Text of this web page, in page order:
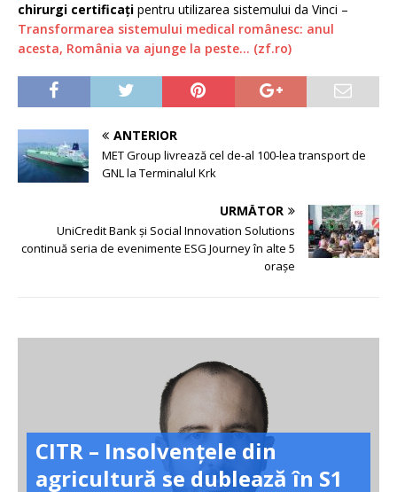
chirurgi certificaţi pentru utilizarea sistemului da Vinci –
Transformarea sistemului medical românesc: anul
acesta, România va ajunge la peste… (zf.ro)
ANTERIOR
MET Group livrează cel de-al 100-lea transport de
GNL la Terminalul Krk
URMĂTOR
UniCredit Bank și Social Innovation Solutions
continuă seria de evenimente ESG Journey în alte 5
orașe
CITR – Insolvențele din
agricultură se dublează în S1